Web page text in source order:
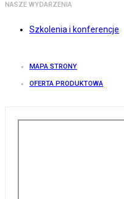
NASZE WYDARZENIA
Szkolenia i konferencje
MAPA STRONY
OFERTA PRODUKTOWA